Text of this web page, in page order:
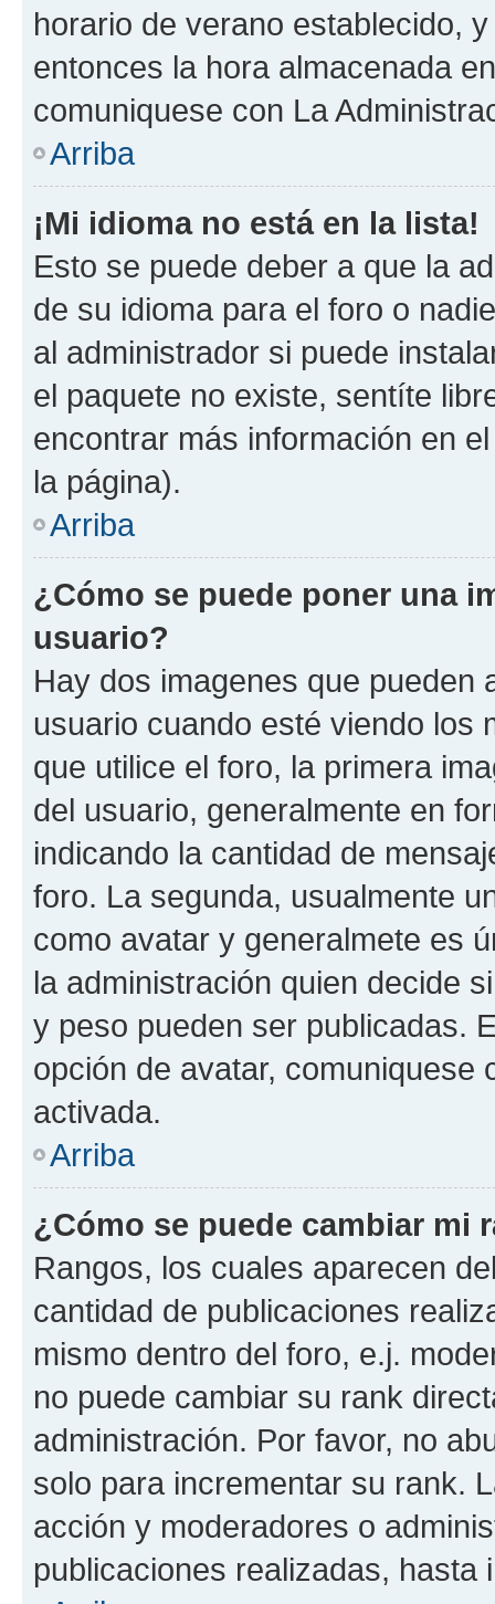
horario de verano establecido,
entonces la hora almacenada
comuniquese con La
Arriba
¡Mi idioma no está en la lista!
Esto se puede deber a que la
de su idioma para el foro o
al administrador si puede
el paquete no existe, sentíte
encontrar más información en
la página).
Arriba
¿Cómo se puede poner una
usuario?
Hay dos imagenes que pueden
usuario cuando esté viendo los
que utilice el foro, la primera
del usuario, generalmente en
indicando la cantidad de
foro. La segunda, usualmente
como avatar y generalmete es
la administración quien decide
y peso pueden ser publicadas.
opción de avatar, comuniquese
activada.
Arriba
¿Cómo se puede cambiar mi
Rangos, los cuales aparecen
cantidad de publicaciones
mismo dentro del foro, e.j.
no puede cambiar su rank
administración. Por favor, no
solo para incrementar su rank.
acción y moderadores o
publicaciones realizadas, hasta